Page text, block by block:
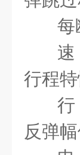
每
速
行程特
行
反弹幅